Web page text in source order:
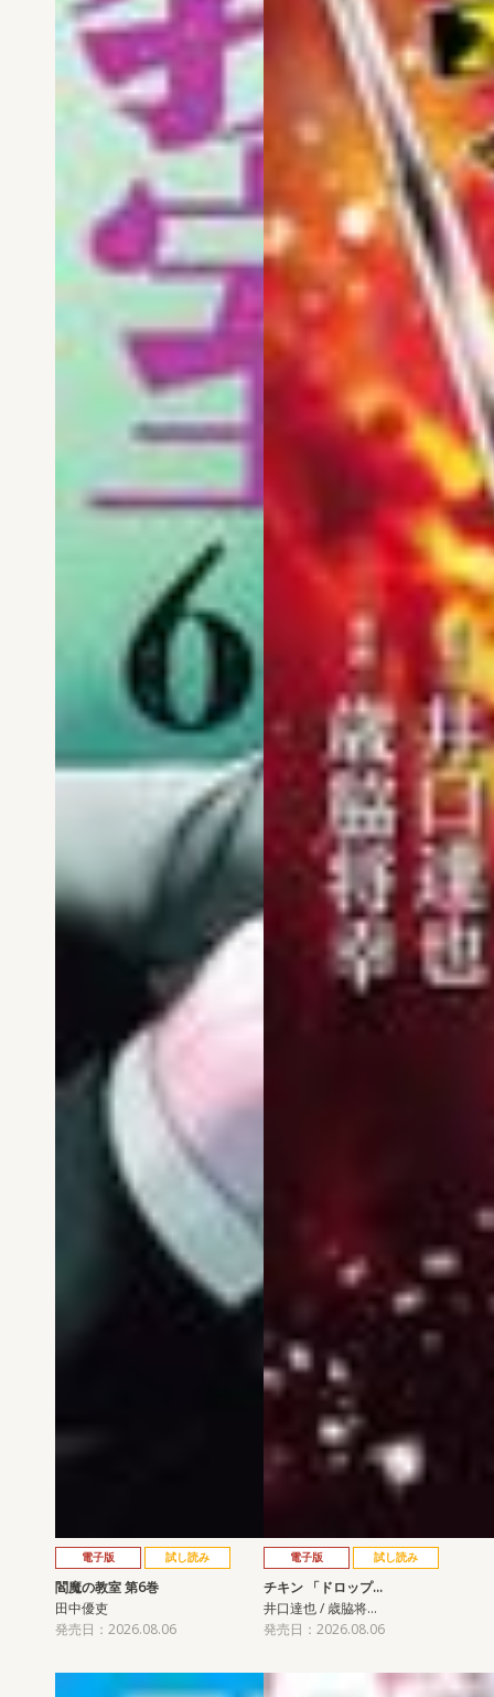
電子版 試し読み
閻魔の教室 第6巻
田中優吏
発売日：2026.08.06
電子版 試し読み
チキン 「ドロップ…
井口達也 / 歳脇将…
発売日：2026.08.06